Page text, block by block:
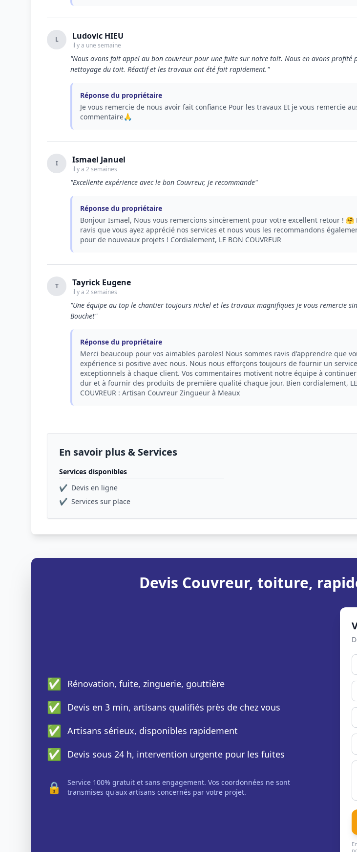
L Ludovic HIEU
il y a une semaine
"Nous avons fait appel au bon couvreur pour une fuite sur notre toit. Nous en avons profité
nettoyage du toit. Réactif et les travaux ont été fait rapidement."
Réponse du propriétaire
Je vous remercie de nous avoir fait confiance Pour les travaux Et je vous remercie
commentaire🙏
I Ismael Januel
il y a 2 semaines
"Excellente expérience avec le bon Couvreur, je recommande"
Réponse du propriétaire
Bonjour Ismael, Nous vous remercions sincèrement pour votre excellent retour ! 🤗
ravis que vous ayez apprécié nos services et nous vous les recommandons
pour de nouveaux projets ! Cordialement, LE BON COUVREUR
T Tayrick Eugene
il y a 2 semaines
"Une équipe au top le chantier toujours nickel et les travaux magnifiques je vous remercie
Bouchet"
Réponse du propriétaire
Merci beaucoup pour vos aimables paroles! Nous sommes ravis d'apprendre que
expérience si positive avec nous. Nous nous efforçons toujours de fournir un
exceptionnels à chaque client. Vos commentaires motivent notre équipe à
dur et à fournir des produits de première qualité chaque jour. Bien cordialement,
COUVREUR : Artisan Couvreur Zingueur à Meaux
En savoir plus & Services
Services disponibles
✔ Devis en ligne
✔ Services sur place
Devis Couvreur, toiture,
✅ Rénovation, fuite, zinguerie, gouttière
✅ Devis en 3 min, artisans qualifiés près de chez vous
✅ Artisans sérieux, disponibles rapidement
✅ Devis sous 24 h, intervention urgente pour les fuites
🔒
Service 100% gratuit et sans engagement. Vos coordonnées ne sont
transmises qu'aux artisans concernés par votre projet.